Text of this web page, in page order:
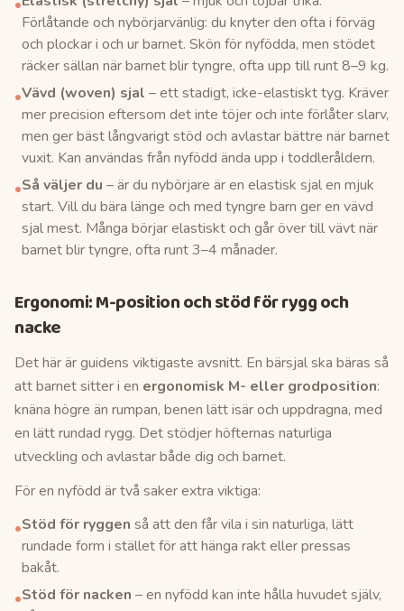
•
Förlåtande och nybörjarvänlig: du knyter den ofta i förväg
och plockar i och ur barnet. Skön för nyfödda, men stödet
räcker sällan när barnet blir tyngre, ofta upp till runt 8–9 kg.
•Vävd (woven) sjal – ett stadigt, icke-elastiskt tyg. Kräver
mer precision eftersom det inte töjer och inte förlåter slarv,
men ger bäst långvarigt stöd och avlastar bättre när barnet
vuxit. Kan användas från nyfödd ända upp i toddleråldern.
•Så väljer du – är du nybörjare är en elastisk sjal en mjuk
start. Vill du bära länge och med tyngre barn ger en vävd
sjal mest. Många börjar elastiskt och går över till vävt när
barnet blir tyngre, ofta runt 3–4 månader.
Ergonomi: M-position och stöd för rygg och
nacke
Det här är guidens viktigaste avsnitt. En bärsjal ska bäras så
att barnet sitter i en ergonomisk M- eller grodposition:
knäna högre än rumpan, benen lätt isär och uppdragna, med
en lätt rundad rygg. Det stödjer höfternas naturliga
utveckling och avlastar både dig och barnet.
För en nyfödd är två saker extra viktiga:
•Stöd för ryggen så att den får vila i sin naturliga, lätt
rundade form i stället för att hänga rakt eller pressas
bakåt.
•Stöd för nacken – en nyfödd kan inte hålla huvudet själv,